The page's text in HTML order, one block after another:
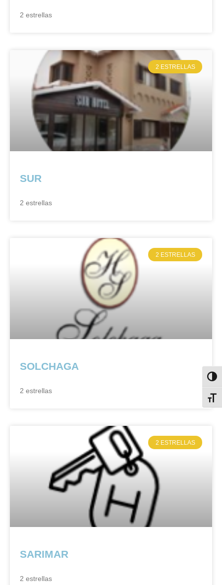
2 estrellas
2 ESTRELLAS
SUR
2 estrellas
2 ESTRELLAS
SOLCHAGA
2 estrellas
2 ESTRELLAS
SARIMAR
2 estrellas